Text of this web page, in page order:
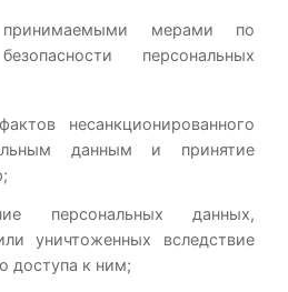
мерами по
персональных
несанкционированного
данным и принятие
персональных данных,
уничтоженных вследствие
доступа к ним;